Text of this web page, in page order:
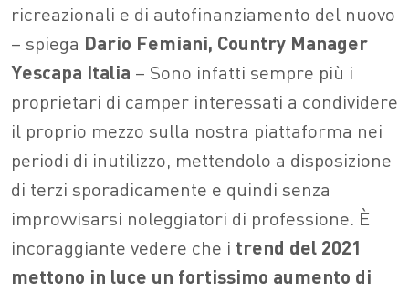
ricreazionali e di autofinanziamento del nuovo
– spiega Dario Femiani, Country Manager
Yescapa Italia – Sono infatti sempre più i
proprietari di camper interessati a condividere
il proprio mezzo sulla nostra piattaforma nei
periodi di inutilizzo, mettendolo a disposizione
di terzi sporadicamente e quindi senza
improvvisarsi noleggiatori di professione. È
incoraggiante vedere che i trend del 2021
mettono in luce un fortissimo aumento di